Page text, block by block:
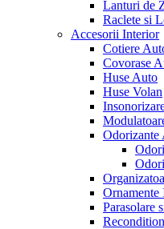
Lanturi de
Raclete si
Accesorii Interior
Cotiere
Covorase
Huse Auto
Huse Volan
Odorizante
Ornamente
Parasolare